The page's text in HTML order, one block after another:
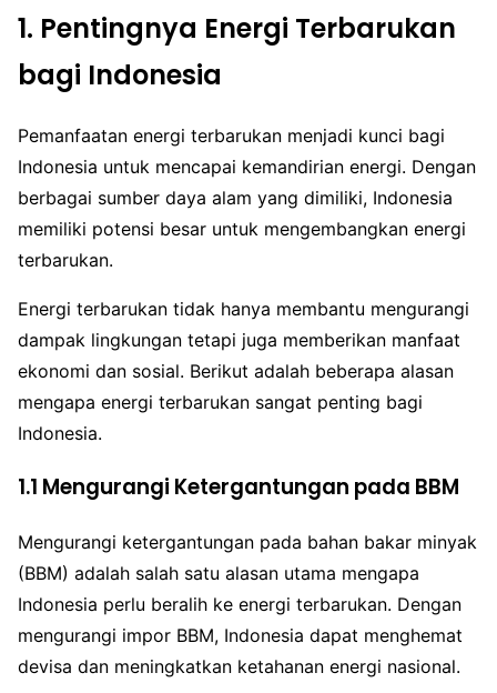
1. Pentingnya Energi Terbarukan
bagi Indonesia
Pemanfaatan energi terbarukan menjadi kunci bagi
Indonesia untuk mencapai kemandirian energi. Dengan
berbagai sumber daya alam yang dimiliki, Indonesia
memiliki potensi besar untuk mengembangkan energi
terbarukan.
Energi terbarukan tidak hanya membantu mengurangi
dampak lingkungan tetapi juga memberikan manfaat
ekonomi dan sosial. Berikut adalah beberapa alasan
mengapa energi terbarukan sangat penting bagi
Indonesia.
1.1 Mengurangi Ketergantungan pada BBM
Mengurangi ketergantungan pada bahan bakar minyak
(BBM) adalah salah satu alasan utama mengapa
Indonesia perlu beralih ke energi terbarukan. Dengan
mengurangi impor BBM, Indonesia dapat menghemat
devisa dan meningkatkan ketahanan energi nasional.